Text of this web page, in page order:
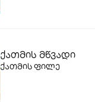
ქათმის მწვადი
ქათმის ფილე